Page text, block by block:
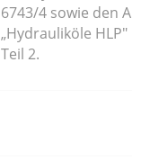
6743/4 sowie den
„Hydrauliköle HLP"
Teil 2.